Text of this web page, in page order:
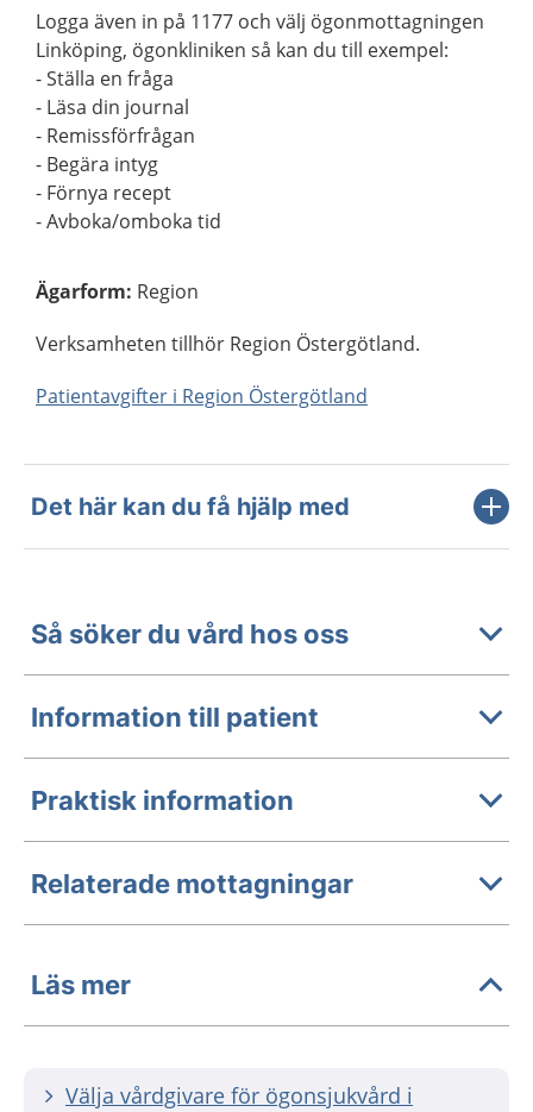
Logga även in på 1177 och välj ögonmottagningen
Linköping, ögonkliniken så kan du till exempel:
- Ställa en fråga
- Läsa din journal
- Remissförfrågan
- Begära intyg
- Förnya recept
- Avboka/omboka tid
Ägarform: Region
Verksamheten tillhör Region Östergötland.
Patientavgifter i Region Östergötland
Det här kan du få hjälp med
Så söker du vård hos oss
Information till patient
Praktisk information
Relaterade mottagningar
Läs mer
Välja vårdgivare för ögonsjukvård i